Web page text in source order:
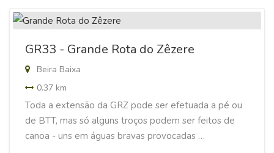
GR33 - Grande Rota do Zêzere
Beira Baixa
0.37 km
Toda a extensão da GRZ pode ser efetuada a pé ou
de BTT, mas só alguns troços podem ser feitos de
canoa - uns em águas bravas provocadas …